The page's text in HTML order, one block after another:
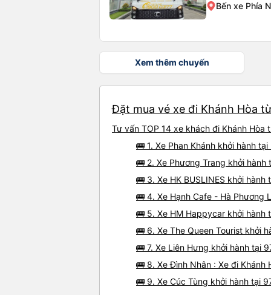
Bến xe Phía
Xem thêm chuyến
Đặt mua vé xe đi Khánh Hòa
Tư vấn TOP 14 xe khách đi Khánh
🚌 1. Xe Phan Khánh khởi hành
🚌 2. Xe Phương Trang khởi hành
🚌 3. Xe HK BUSLINES khởi
🚌 4. Xe Hạnh Cafe - Hà Phương
🚌 5. Xe HM Happycar khởi hành
🚌 6. Xe The Queen Tourist khởi
🚌 7. Xe Liên Hưng khởi hành tại
🚌 8. Xe Đình Nhân : Xe đi
🚌 9. Xe Cúc Tùng khởi hành tại